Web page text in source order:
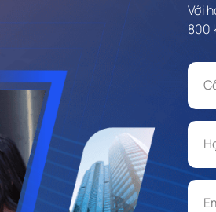
Với
800